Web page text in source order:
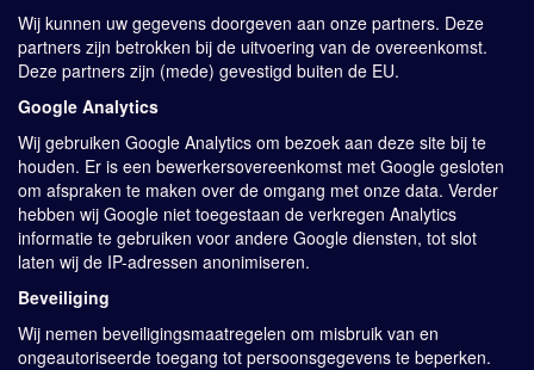
Wij kunnen uw gegevens doorgeven aan onze partners. Deze
partners zijn betrokken bij de uitvoering van de overeenkomst.
Deze partners zijn (mede) gevestigd buiten de EU.
Google Analytics
Wij gebruiken Google Analytics om bezoek aan deze site bij te
houden. Er is een bewerkersovereenkomst met Google gesloten
om afspraken te maken over de omgang met onze data. Verder
hebben wij Google niet toegestaan de verkregen Analytics
informatie te gebruiken voor andere Google diensten, tot slot
laten wij de IP-adressen anonimiseren.
Beveiliging
Wij nemen beveiligingsmaatregelen om misbruik van en
ongeautoriseerde toegang tot persoonsgegevens te beperken.